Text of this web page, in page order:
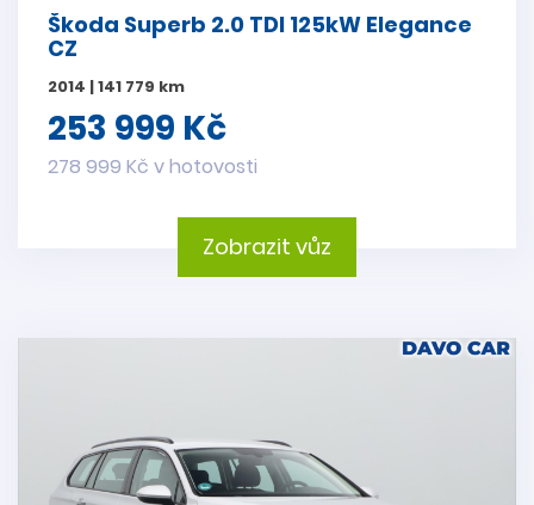
Škoda Superb 2.0 TDI 125kW Elegance
CZ
2014 | 141 779 km
253 999 Kč
278 999 Kč v hotovosti
Zobrazit vůz